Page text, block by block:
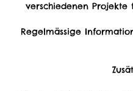
verschiedenen
Regelmässige